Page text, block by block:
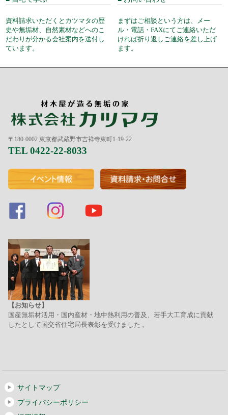
資料請求いただくとカツマタの歴
史や無垢材、自然素材などへのこ
だわりが分かる会社案内を送付し
ています。
まずはご相談という方は、メー
ル・電話・FAXにてご連絡いただ
ければ折り返しご連絡を差し上げ
ます。
〒180-0002 東京都武蔵野市吉祥寺東町1-19-22
TEL 0422-22-8033
【お知らせ】
国産無垢材活用・国内産材・地中熱利用の普及、若手大工育成に貢献
したとして国交省住宅局長表彰を受けました 。
サイトマップ
プライバシーポリシー